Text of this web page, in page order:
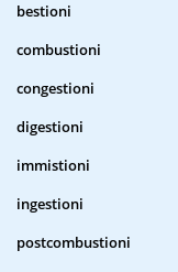
bestioni
combustioni
congestioni
digestioni
immistioni
ingestioni
postcombustioni